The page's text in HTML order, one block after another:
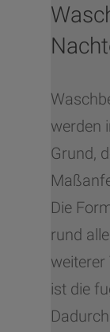
werden
Grund,
Die
rund
weiterer
ist die